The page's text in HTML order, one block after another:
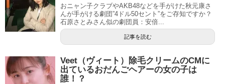
おニャン子クラブやAKB48などを手がけた秋元康さ
んが手がける劇団”4ドル50セント”をご存知ですか？
石原さとみさん似の劇団員：安倍...
記事を読む
Veet（ヴィート）除毛クリームのCMに
出ているおだんごヘアーの女の子は
誰！？